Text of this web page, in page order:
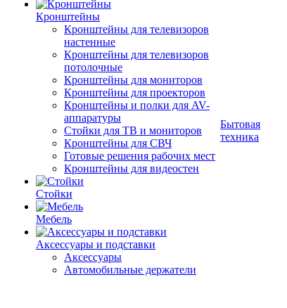
Кронштейны
Кронштейны для телевизоров
настенные
Кронштейны для телевизоров
потолочные
Кронштейны для мониторов
Кронштейны для проекторов
Кронштейны и полки для AV-
аппаратуры
Стойки для ТВ и мониторов
Кронштейны для СВЧ
Готовые решения рабочих мест
Кронштейны для видеостен
Стойки
Мебель
Аксессуары и подставки
Аксессуары
Автомобильные держатели
Бытовая
техника